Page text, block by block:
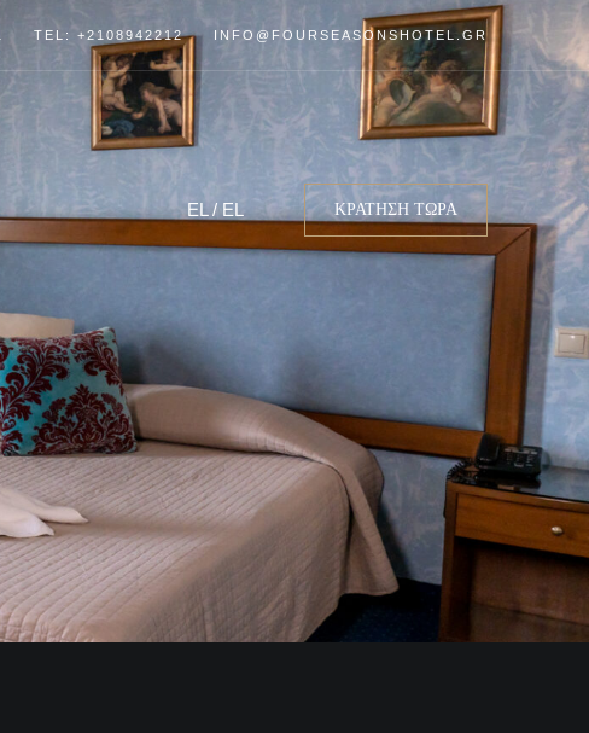
TEL: +2108942212 INFO@FOURSEASONSHOTEL.GR
EL / EL ΚΡΑΤΗΣΗ ΤΩΡΑ